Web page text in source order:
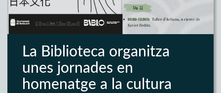
La Biblioteca organitza
unes jornades en
homenatge a la cultura